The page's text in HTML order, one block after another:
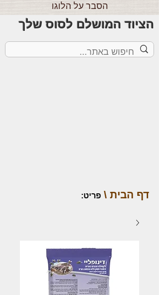
הסבר על הלוגו
הציוד המושלם לסוס שלך
דף הבית \ פריט: